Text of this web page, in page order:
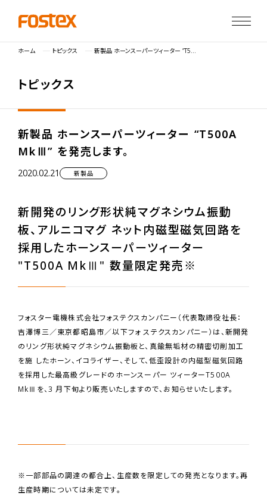
ホーム トピックス 新製品 ホーンスーパーツィーター “T500A MkⅢ” を発売します。
トピックス
新製品 ホーンスーパーツィーター “T500A
MkⅢ” を発売します。
2020.02.21 新製品
新開発のリング形状純マグネシウム振動
板、アルニコマグ ネット内磁型磁気回路を
採用したホーンスーパーツィーター
"T500A MkⅢ" 数量限定発売※
フォスター電機株式会社フォステクスカンパニー（代表取締役社長：
吉澤博三／東京都昭島市／以下フォ ステクスカンパニー）は、新開発
のリング形状純マグネシウム振動板と、真鍮無垢材の精密切削加工
を施 したホーン、イコライザー、そして、低歪設計の内磁型磁気回路
を採用した最高級グレードのホーンスーパー ツィーターT500A
MkⅢを、3 月下旬より販売いたしますので、お知らせいたします。
※一部部品の調達の都合上、生産数を限定しての発売となります。再
生産時期については未定です。